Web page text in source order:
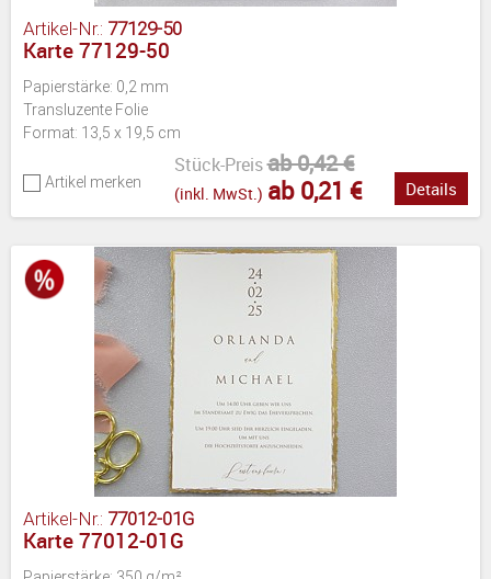
Artikel-Nr.: 77129-50
Karte 77129-50
Papierstärke: 0,2 mm
Transluzente Folie
Format: 13,5 x 19,5 cm
Artikel merken
Stück-Preisab 0,42 €
(inkl. MwSt.) ab 0,21 € Details
Artikel-Nr.: 77012-01G
Karte 77012-01G